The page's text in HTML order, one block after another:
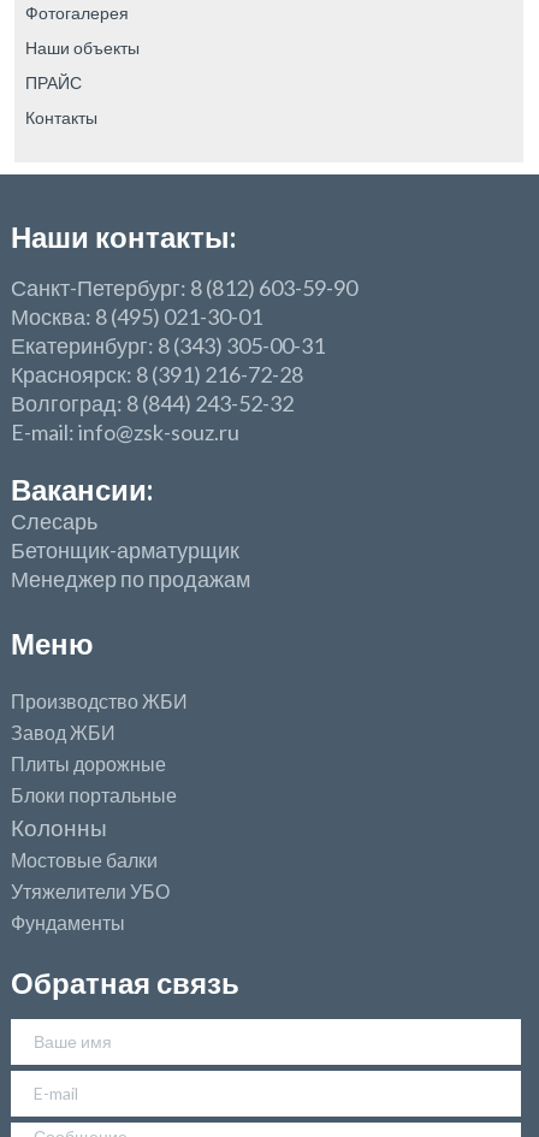
Фотогалерея
Наши объекты
ПРАЙС
Контакты
Наши контакты:
Санкт-Петербург: 8 (812) 603-59-90
Москва: 8 (495) 021-30-01
Екатеринбург: 8 (343) 305-00-31
Красноярск: 8 (391) 216-72-28
Волгоград: 8 (844) 243-52-32
E-mail: info@zsk-souz.ru
Вакансии:
Слесарь
Бетонщик-арматурщик
Менеджер по продажам
Меню
Производство ЖБИ
Завод ЖБИ
Плиты дорожные
Блоки портальные
Колонны
Мостовые балки
Утяжелители УБО
Фундаменты
Обратная связь